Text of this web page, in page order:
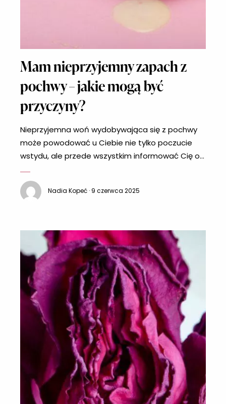
Mam nieprzyjemny zapach z
pochwy – jakie mogą być
przyczyny?
Nieprzyjemna woń wydobywająca się z pochwy
może powodować u Ciebie nie tylko poczucie
wstydu, ale przede wszystkim informować Cię o
bądź piwo – wszystko zależy od tego, co jest
przyczyną dolegliwości intymnych. Przekonaj się,
nieprzyjemnego zapachu z pochwy?
Nadia Kopeć · 9 czerwca 2025